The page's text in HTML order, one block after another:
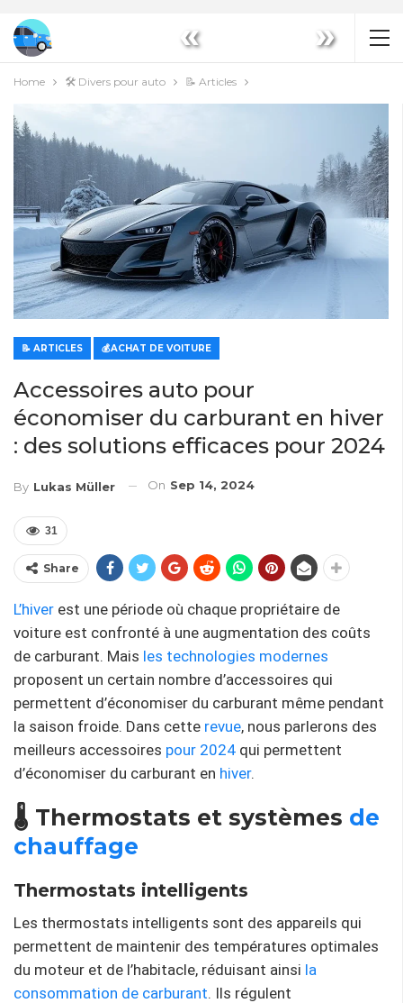
« »
Home 🛠️ Divers pour auto 📝 Articles
📝 ARTICLES 💰ACHAT DE VOITURE
Accessoires auto pour
économiser du carburant en hiver
: des solutions efficaces pour 2024
By Lukas Müller On Sep 14, 2024
31
Share
L’hiver est une période où chaque propriétaire de
voiture est confronté à une augmentation des coûts
de carburant. Mais les technologies modernes
proposent un certain nombre d’accessoires qui
permettent d’économiser du carburant même pendant
la saison froide. Dans cette revue, nous parlerons des
meilleurs accessoires pour 2024 qui permettent
d’économiser du carburant en hiver.
🌡️ Thermostats et systèmes de
chauffage
Thermostats intelligents
Les thermostats intelligents sont des appareils qui
permettent de maintenir des températures optimales
du moteur et de l’habitacle, réduisant ainsi la
consommation de carburant. Ils régulent